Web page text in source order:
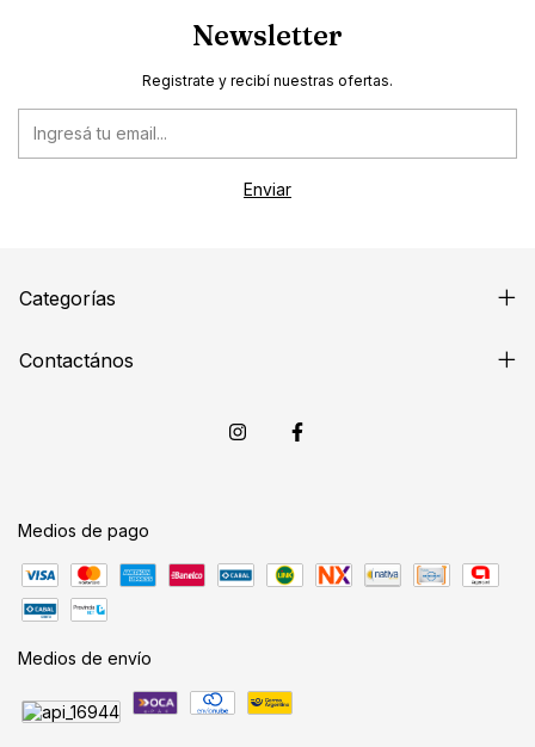
Newsletter
Registrate y recibí nuestras ofertas.
Categorías
Contactános
Medios de pago
Medios de envío